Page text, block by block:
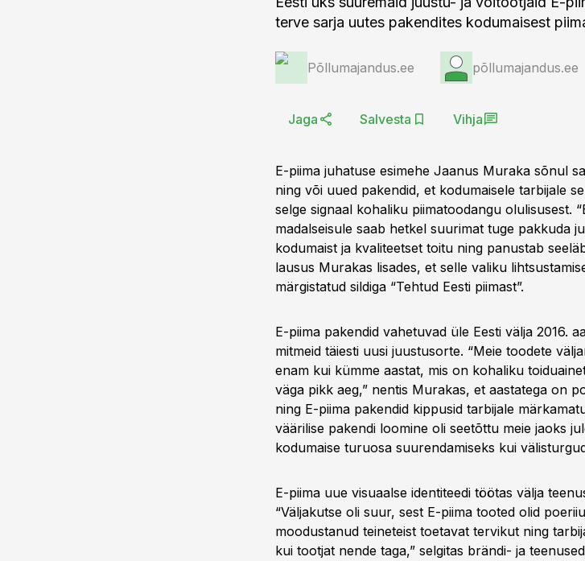
terve sarja uutes pakendites kodumaisest
Põllumajandus.ee põllumajandus.ee
Jaga Salvesta Vihja
E-piima juhatuse esimehe Jaanus Muraka sõnul
ning või uued pakendid, et kodumaisele tarbijale
selge signaal kohaliku piimatoodangu olulisusest.
madalseisule saab hetkel suurimat tuge pakkuda
kodumaist ja kvaliteetset toitu ning panustab
lausus Murakas lisades, et selle valiku
märgistatud sildiga “Tehtud Eesti piimast”.
E-piima pakendid vahetuvad üle Eesti välja 2016.
mitmeid täiesti uusi juustusorte. “Meie toodete
enam kui kümme aastat, mis on kohaliku
väga pikk aeg,” nentis Murakas, et aastatega on
ning E-piima pakendid kippusid tarbijale
väärilise pakendi loomine oli seetõttu meie jaoks
kodumaise turuosa suurendamiseks kui
E-piima uue visuaalse identiteedi töötas välja
“Väljakutse oli suur, sest E-piima tooted olid
moodustanud teineteist toetavat tervikut ning
kui tootjat nende taga,” selgitas brändi- ja